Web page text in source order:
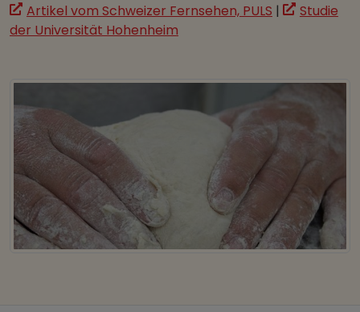
Artikel vom Schweizer Fernsehen, PULS |
Studie
der Universität Hohenheim